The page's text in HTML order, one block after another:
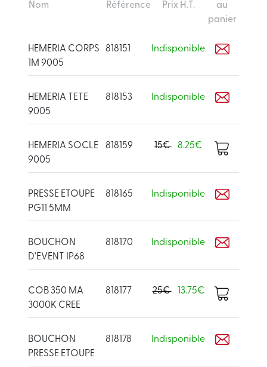
Nom Référence Prix H.T.
au
panier
HEMERIA CORPS
1M 9005
818151 Indisponible
HEMERIA TETE
9005
818153 Indisponible
HEMERIA SOCLE
9005
818159 15€ 8.25€
PRESSE ETOUPE
PG11 5MM
818165 Indisponible
BOUCHON
D'EVENT IP68
818170 Indisponible
COB 350 MA
3000K CREE
818177 25€ 13.75€
BOUCHON
PRESSE ETOUPE
818178 Indisponible